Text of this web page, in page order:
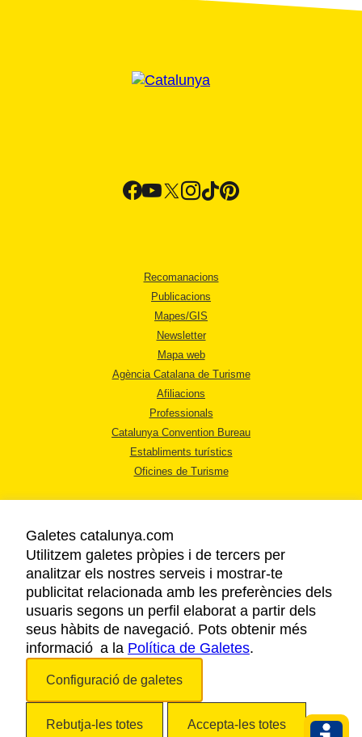
Recomanacions
Publicacions
Mapes/GIS
Newsletter
Mapa web
Agència Catalana de Turisme
Afiliacions
Professionals
Catalunya Convention Bureau
Establiments turístics
Oficines de Turisme
AVÍS LEGAL
POLÍTICA DE PRIVACITAT
COOKIES
ACCESSIBILITAT
Galetes catalunya.com
Utilitzem galetes pròpies i de tercers per
analitzar els nostres serveis i mostrar-te
publicitat relacionada amb les preferències dels
usuaris segons un perfil elaborat a partir dels
seus hàbits de navegació. Pots obtenir més
informació a la Política de Galetes.
Configuració de galetes
Rebutja-les totes Accepta-les totes